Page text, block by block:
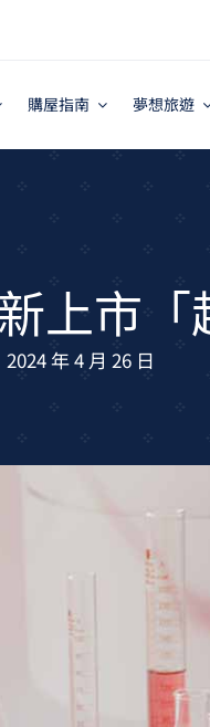
購屋指南 夢想旅遊
上市「
2024 年 4 月 26 日